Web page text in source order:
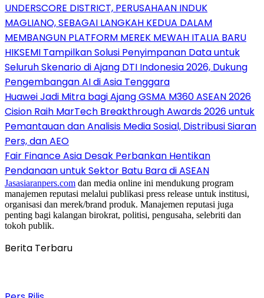
UNDERSCORE DISTRICT, PERUSAHAAN INDUK
MAGLIANO, SEBAGAI LANGKAH KEDUA DALAM
MEMBANGUN PLATFORM MEREK MEWAH ITALIA BARU
HIKSEMI Tampilkan Solusi Penyimpanan Data untuk
Seluruh Skenario di Ajang DTI Indonesia 2026, Dukung
Pengembangan AI di Asia Tenggara
Huawei Jadi Mitra bagi Ajang GSMA M360 ASEAN 2026
Cision Raih MarTech Breakthrough Awards 2026 untuk
Pemantauan dan Analisis Media Sosial, Distribusi Siaran
Pers, dan AEO
Fair Finance Asia Desak Perbankan Hentikan
Pendanaan untuk Sektor Batu Bara di ASEAN
Jasasiaranpers.com dan media online ini mendukung program
manajemen reputasi melalui publikasi press release untuk institusi,
organisasi dan merek/brand produk. Manajemen reputasi juga
penting bagi kalangan birokrat, politisi, pengusaha, selebriti dan
tokoh publik.
Berita Terbaru